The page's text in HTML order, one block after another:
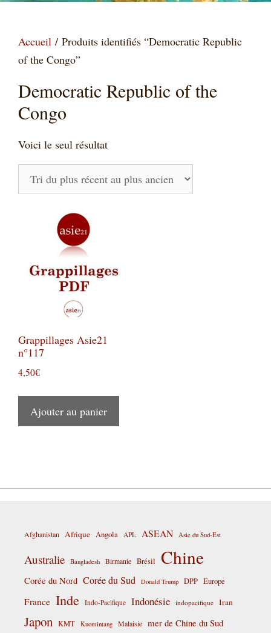
Accueil / Produits identifiés “Democratic Republic
of the Congo”
Democratic Republic of the
Congo
Voici le seul résultat
Grappillages Asie21
n°117
4,50€
Ajouter au panier
Afghanistan Afrique Angola APL ASEAN Asie du Sud-Est
Australie Bangladesh Birmanie Brésil Chine
Corée du Nord Corée du Sud Donald Trump DPP Europe
France Inde Indo-Pacifique Indonésie indopacifique Iran
Japon KMT Kuomintang Malaisie mer de Chine du Sud